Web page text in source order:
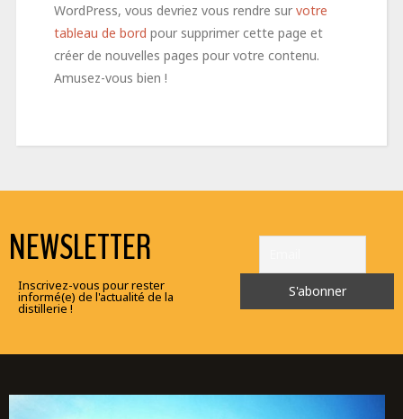
WordPress, vous devriez vous rendre sur votre
tableau de bord pour supprimer cette page et
créer de nouvelles pages pour votre contenu.
Amusez-vous bien !
NEWSLETTER
Inscrivez-vous pour rester
informé(e) de l'actualité de la
distillerie !